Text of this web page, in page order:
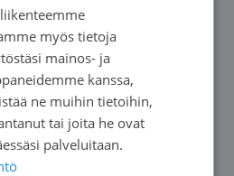
myös tietoja
mainos- ja
kanssa,
ne muihin tietoihin,
tai joita he ovat
palveluitaan.